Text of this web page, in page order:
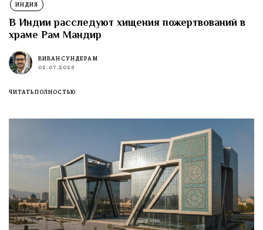
ИНДИЯ
В Индии расследуют хищения пожертвований в
храме Рам Мандир
ВИВАН СУНДЕРАМ
02.07.2026
ЧИТАТЬ ПОЛНОСТЬЮ